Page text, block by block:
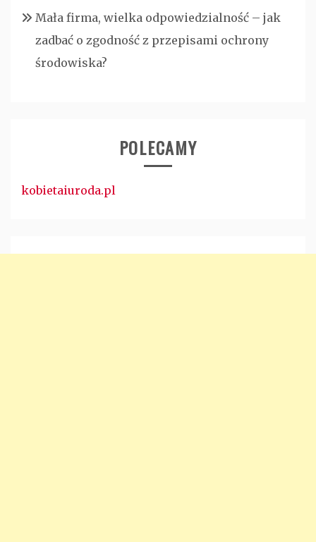
Mała firma, wielka odpowiedzialność – jak
zadbać o zgodność z przepisami ochrony
środowiska?
POLECAMY
kobietaiuroda.pl